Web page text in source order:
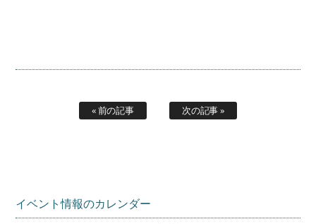
« 前の記事 次の記事 »
イベント情報のカレンダー